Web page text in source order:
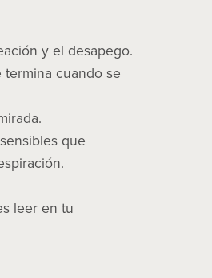
y el desapego.
cuando se
que
leer en tu